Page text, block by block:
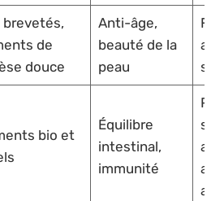
de
douce
Anti-âge,
beauté de la
peau
bio et
Équilibre
intestinal,
immunité
aux